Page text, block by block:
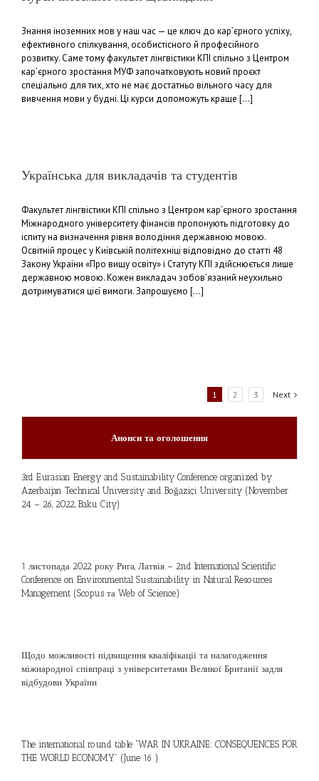
Знання іноземних мов у наш час — це ключ до кар’єрного успіху,
ефективного спілкування, особистісного й професійного
розвитку. Саме тому факультет лінгвістики КПІ спільно з Центром
кар’єрного зростання МУФ започатковують новий проєкт
спеціально для тих, хто не має достатньо вільного часу для
вивчення мови у будні. Ці курси допоможуть краще [...]
Українська для викладачів та студентів
Факультет лінгвістики КПІ спільно з Центром кар’єрного зростання
Міжнародного університету фінансів пропонують підготовку до
іспиту на визначення рівня володіння державною мовою.
Освітній процес у Київській політехніці відповідно до статті 48
Закону України «Про вищу освіту» і Статуту КПІ здійснюється лише
державною мовою. Кожен викладач зобов’язаний неухильно
дотримуватися цієї вимоги. Запрошуємо [...]
1 2 3 Next
Анонси та оголошення
3rd Eurasian Energy and Sustainability Conference organized by
Azerbaijan Technical University and Boğaziçi University (November
24 – 26, 2022, Baku City)
1 листопада 2022 року Рига, Латвія – 2nd International Scientific
Conference on Environmental Sustainability in Natural Resources
Management (Scopus та Web of Science)
Щодо можливості підвищення кваліфікації та налагодження
міжнародної співпраці з університетами Великої Британії задля
відбудови України
The international round table “WAR IN UKRAINE: CONSEQUENCES FOR
THE WORLD ECONOMY” (June 16 )